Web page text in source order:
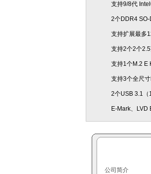
支持9/8代
2个DDR4
支持扩展最多
支持2个2个
支持1个M.2 E
支持3个全尺
2个USB 3.1（
E-Mark、
公司简介